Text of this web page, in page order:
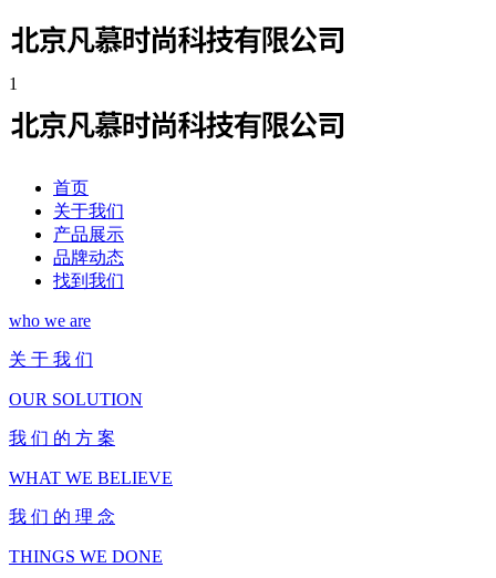
1
首页
关于我们
产品展示
品牌动态
找到我们
who we are
关 于 我 们
OUR SOLUTION
我 们 的 方 案
WHAT WE BELIEVE
我 们 的 理 念
THINGS WE DONE